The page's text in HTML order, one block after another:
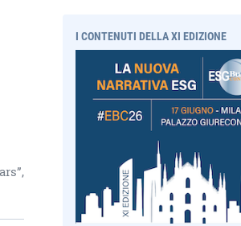
I CONTENUTI DELLA XI EDIZIONE